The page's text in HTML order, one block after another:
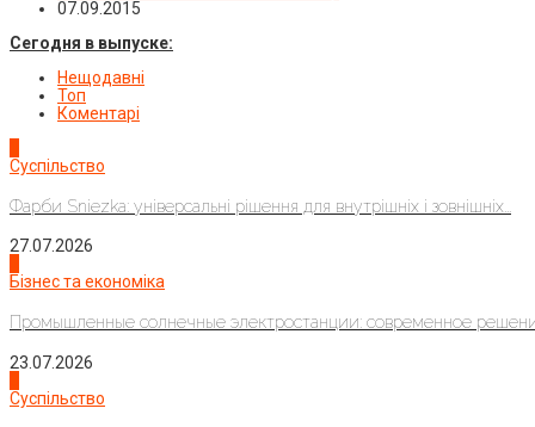
07.09.2015
Сегодня в выпуске:
Нещодавні
Топ
Коментарі
Суспільство
Фарби Sniezka: універсальні рішення для внутрішніх і зовнішніх...
27.07.2026
Бізнес та економіка
Промышленные солнечные электростанции: современное
23.07.2026
Суспільство